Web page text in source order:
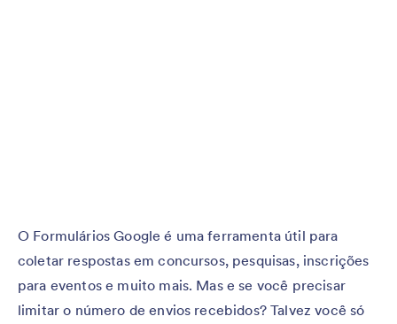
O Formulários Google é uma ferramenta útil para
coletar respostas em concursos, pesquisas, inscrições
para eventos e muito mais. Mas e se você precisar
limitar o número de envios recebidos? Talvez você só